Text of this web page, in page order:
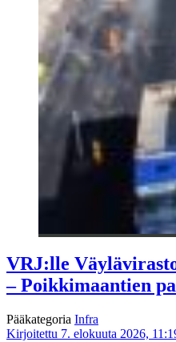
VRJ:lle
– Poikkimaantien
Pääkategoria Infra
Kirjoitettu 7. elokuuta 2026,